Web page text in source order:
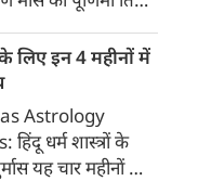
और फैसलों की रफ्तार
और खुशियों का उत्सव
यह भाई-बहन के प्रेम
है। यहां जानें रक्षा बंधन
जानें रक्षा बंधन
लिए इन 4 महीनों में
Astrology
धर्म शास्त्रों के
यह चार महीनों का